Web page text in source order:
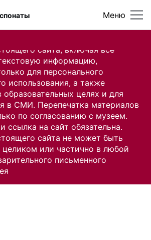
сайта, включая все
информацию,
для персонального
использования, а также
образовательных целях и для
в СМИ. Перепечатка материалов
по согласованию с музеем.
ссылка на сайт обязательна.
сайта не может быть
целиком или частично в любой
письменного
Меню